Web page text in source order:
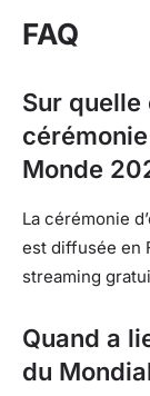
FAQ
Sur
Monde
La cérémonie
est diffusée en
streaming
Quand a
du